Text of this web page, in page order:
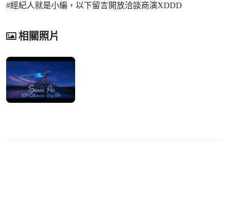
#經紀人就是小編，以下留言開放洽談商演XDDD
相關照片